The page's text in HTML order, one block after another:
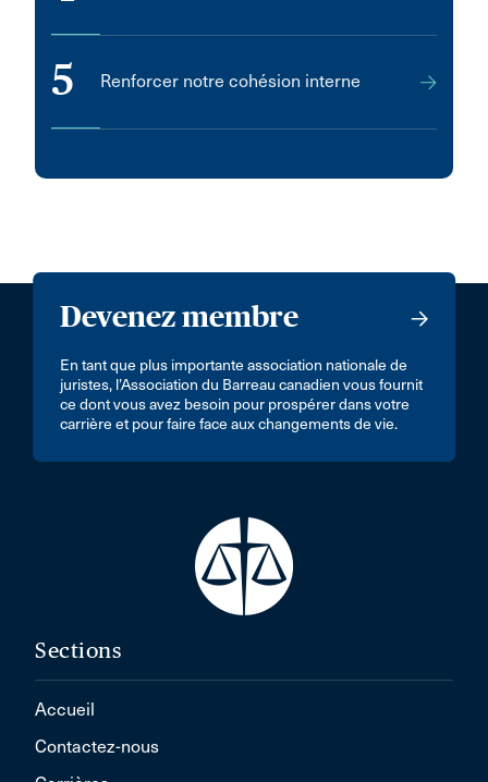
5 Renforcer notre cohésion interne
Devenez membre
En tant que plus importante association nationale de
juristes, l’Association du Barreau canadien vous fournit
ce dont vous avez besoin pour prospérer dans votre
carrière et pour faire face aux changements de vie.
Sections
Accueil
Contactez-nous